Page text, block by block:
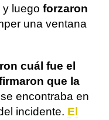
y luego forzaron
una ventana
cuál fue el
que la
encontraba en
incidente. El